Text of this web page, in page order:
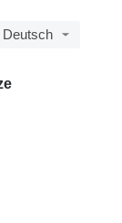
Deutsch